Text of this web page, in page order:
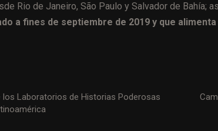
Rio de Janeiro, São Paulo y Salvador de Bahía;
a fines de septiembre de 2019 y que
los Laboratorios de Historias Poderosas